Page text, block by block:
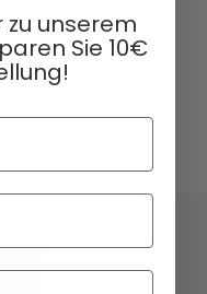
zu unserem
Sie 10€